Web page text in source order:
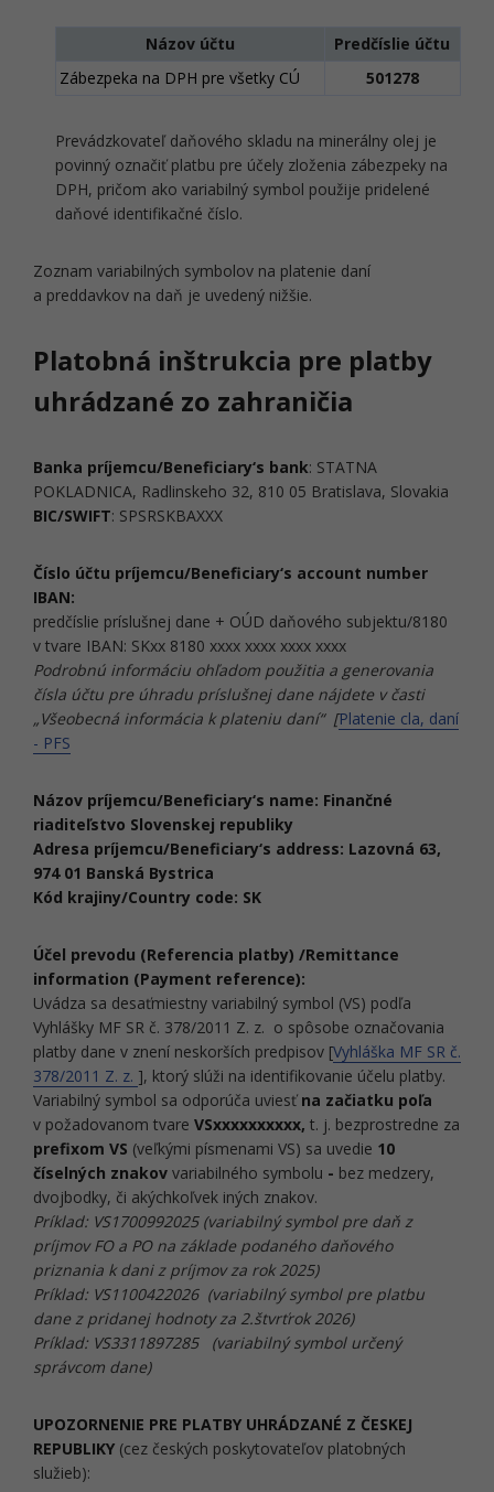
Názov účtu
Predčíslie účtu
Zábezpeka na DPH pre všetky CÚ
501278
Prevádzkovateľ daňového skladu na minerálny olej je
povinný označiť platbu pre účely zloženia zábezpeky na
DPH, pričom ako variabilný symbol použije pridelené
daňové identifikačné číslo.
Zoznam variabilných symbolov na platenie daní
a preddavkov na daň je uvedený nižšie.
Platobná inštrukcia pre platby
uhrádzané zo zahraničia
Banka príjemcu/Beneficiary‘s bank: STATNA
POKLADNICA, Radlinskeho 32, 810 05 Bratislava, Slovakia
BIC/SWIFT: SPSRSKBAXXX
Číslo účtu príjemcu/Beneficiary‘s account number
IBAN:
predčíslie príslušnej dane + OÚD daňového subjektu/8180
v tvare IBAN: SKxx 8180 xxxx xxxx xxxx xxxx
Podrobnú informáciu ohľadom použitia a generovania
čísla účtu pre úhradu príslušnej dane nájdete v časti
„Všeobecná informácia k plateniu daní“ [Platenie cla, daní
- PFS
Názov príjemcu/Beneficiary‘s name: Finančné
riaditeľstvo Slovenskej republiky
Adresa príjemcu/Beneficiary‘s address: Lazovná 63,
974 01 Banská Bystrica
Kód krajiny/Country code: SK
Účel prevodu (Referencia platby) /Remittance
information (Payment reference):
Uvádza sa desaťmiestny variabilný symbol (VS) podľa
Vyhlášky MF SR č. 378/2011 Z. z. o spôsobe označovania
platby dane v znení neskorších predpisov [Vyhláška MF SR č.
378/2011 Z. z. ], ktorý slúži na identifikovanie účelu platby.
Variabilný symbol sa odporúča uviesť na začiatku poľa
v požadovanom tvare VSxxxxxxxxxx, t. j. bezprostredne za
prefixom VS (veľkými písmenami VS) sa uvedie 10
číselných znakov variabilného symbolu - bez medzery,
dvojbodky, či akýchkoľvek iných znakov.
Príklad: VS1700992025 (variabilný symbol pre daň z
príjmov FO a PO na základe podaného daňového
priznania k dani z príjmov za rok 2025)
Príklad: VS1100422026 (variabilný symbol pre platbu
dane z pridanej hodnoty za 2.štvrťrok 2026)
Príklad: VS3311897285 (variabilný symbol určený
správcom dane)
UPOZORNENIE PRE PLATBY UHRÁDZANÉ Z ČESKEJ
REPUBLIKY (cez českých poskytovateľov platobných
služieb):